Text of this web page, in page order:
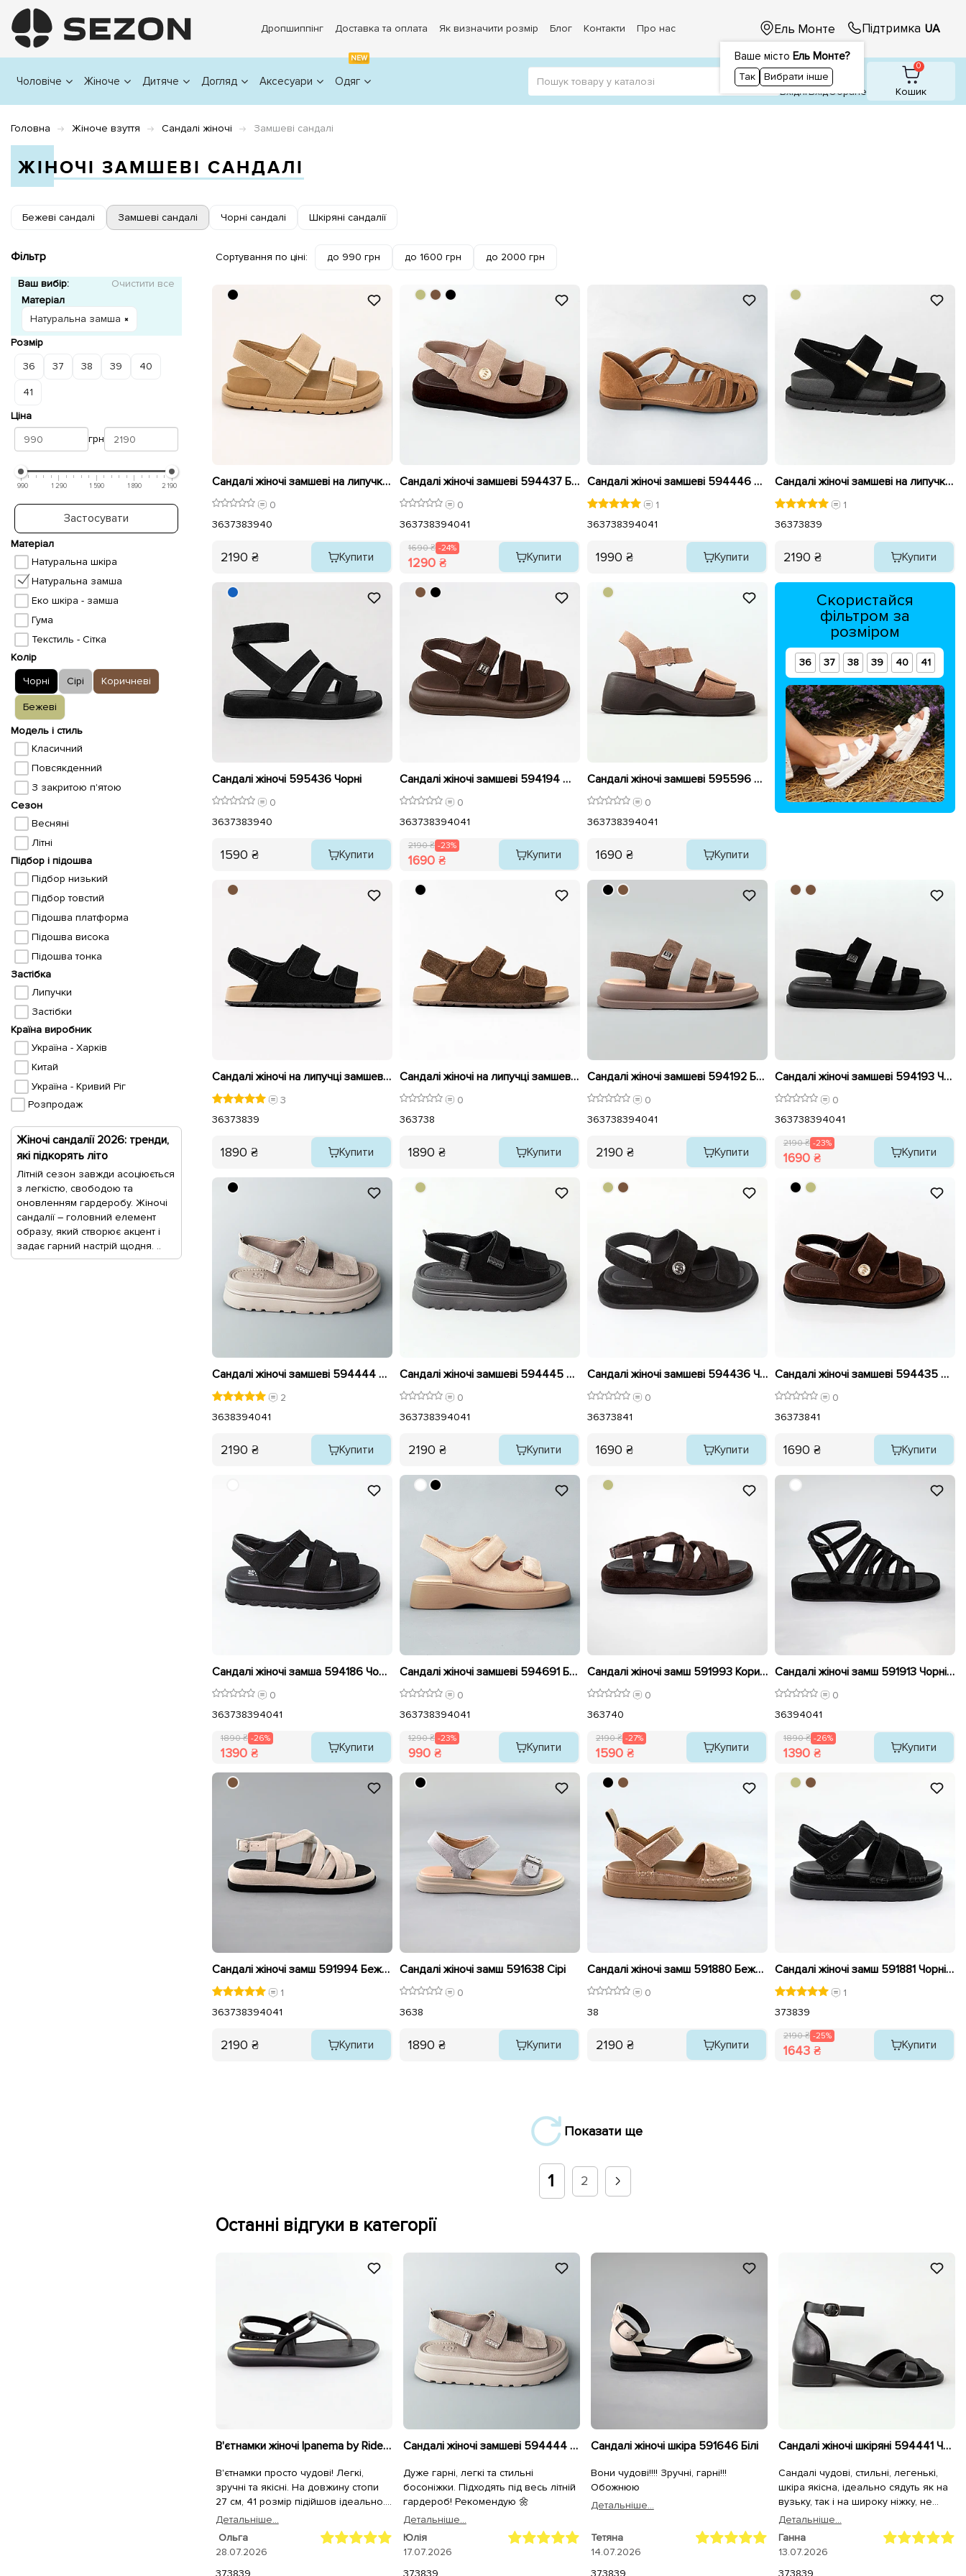
Дропшиппінг Доставка та оплата Як визначити розмір Блог Контакти Про нас Ель Монте
Ваше місто Ель Монте?
Так Вибрати інше
Підтримка UA
Чоловіче Жіноче Дитяче Догляд Аксесуари
NEW
Одяг
1
ВхідніВхiдОбране
0
Кошик
Головна Жіноче взуття Сандалі жіночі Замшеві сандалі
ЖІНОЧІ ЗАМШЕВІ САНДАЛІ
Бежеві сандалі Замшеві сандалі Чорні сандалі Шкіряні сандалії
Фільтр
Ваш вибір:
Очистити все
Матеріал
Натуральна замша
Розмір
36
37 38 39 40
41
Ціна
грн
990 1 290 1 590 1 890 2 190
Застосувати
Матеріал
Натуральна шкіра
Натуральна замша
Еко шкіра - замша
Гума
Текстиль - Сітка
Колір
Чорні
Сірі Коричневі
Бежеві
Модель і стиль
Класичний
Повсякденний
З закритою п'ятою
Сезон
Весняні
Літні
Підбор і підошва
Підбор низький
Підбор товстий
Підошва платформа
Підошва висока
Підошва тонка
Застібка
Липучки
Застібки
Країна виробник
Україна - Харків
Китай
Україна - Кривий Ріг
Розпродаж
Жіночі сандалії 2026: тренди,
які підкорять літо
Літній сезон завжди асоціюється
з легкістю, свободою та
оновленням гардеробу. Жіночі
сандалії – головний елемент
образу, який створює акцент і
задає гарний настрій щодня. ..
Сортування по ціні: до 990 грн до 1600 грн до 2000 грн
Сандалі жіночі замшеві на липучках 595425 Бежеві
0
3637383940
2190 ₴ Купити
Сандалі жіночі замшеві 594437 Бежеві Коричневі розпродаж
0
363738394041
1690 ₴ -24%
1290 ₴ Купити
Сандалі жіночі замшеві 594446 Світло коричневі
1
363738394041
1990 ₴ Купити
Сандалі жіночі замшеві на липучках 595424 Чорні
1
36373839
2190 ₴ Купити
Сандалі жіночі 595436 Чорні
0
3637383940
1590 ₴ Купити
Сандалі жіночі замшеві 594194 Шоколад розпродаж
0
363738394041
2190 ₴ -23%
1690 ₴ Купити
Сандалі жіночі замшеві 595596 Лате коричневі
0
363738394041
1690 ₴ Купити
Скористайся
фільтром за
розміром
36 37 38 39 40 41
Сандалі жіночі на липучці замшеві 595423 Чорні
3
36373839
1890 ₴ Купити
Сандалі жіночі на липучці замшеві 595422 Коричневі
0
363738
1890 ₴ Купити
Сандалі жіночі замшеві 594192 Бежевий
0
363738394041
2190 ₴ Купити
Сандалі жіночі замшеві 594193 Чорні розпродаж
0
363738394041
2190 ₴ -23%
1690 ₴ Купити
Сандалі жіночі замшеві 594444 Бежеві
2
3638394041
2190 ₴ Купити
Сандалі жіночі замшеві 594445 Чорні
0
363738394041
2190 ₴ Купити
Сандалі жіночі замшеві 594436 Чорні
0
36373841
1690 ₴ Купити
Сандалі жіночі замшеві 594435 Шоколадні
0
36373841
1690 ₴ Купити
Сандалі жіночі замша 594186 Чорні розпродаж
0
363738394041
1890 ₴ -26%
1390 ₴ Купити
Сандалі жіночі замшеві 594691 Бежеві розпродаж
0
363738394041
1290 ₴ -23%
990 ₴ Купити
Сандалі жіночі замш 591993 Коричневі розпродаж
0
363740
2190 ₴ -27%
1590 ₴ Купити
Сандалі жіночі замш 591913 Чорні розпродаж
0
36394041
1890 ₴ -26%
1390 ₴ Купити
Сандалі жіночі замш 591994 Бежеві
1
363738394041
2190 ₴ Купити
Сандалі жіночі замш 591638 Сірі
0
3638
1890 ₴ Купити
Сандалі жіночі замш 591880 Бежеві
0
38
2190 ₴ Купити
Сандалі жіночі замш 591881 Чорні розпродаж
1
373839
2190 ₴ -25%
1643 ₴ Купити
Показати ще
1 2
Останні відгуки в категорії
В'єтнамки жіночі Ipanema by Rider 589064 Чорні
В'єтнамки просто чудові! Легкі,
зручні та якісні. На довжину стопи
27 см, 41 розмір підійшов ідеально.
Покупкою дуже задоволена,
Детальнiше...
Ольга
28.07.2026
Сандалі жіночі замшеві 594444 Бежеві
Дуже гарні, легкі та стильні
босоніжки. Підходять під весь літній
гардероб! Рекомендую 🌼
Детальнiше...
Юлія
17.07.2026
Сандалі жіночі шкіра 591646 Білі
Вони чудові!!!! Зручні, гарні!!!
Обожнюю
Детальнiше...
Тетяна
14.07.2026
Сандалі жіночі шкіряні 594441 Чорні
Сандалі чудові, стильні, легенькі,
шкіра якісна, ідеально сядуть як на
вузьку, так і на широку ніжку, не
тиснуть, не натирають. Доставка
швидка, гарне обслуговування.
Дякую
Детальнiше...
Ганна
13.07.2026